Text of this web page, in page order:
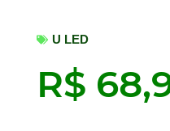
U LED
R$